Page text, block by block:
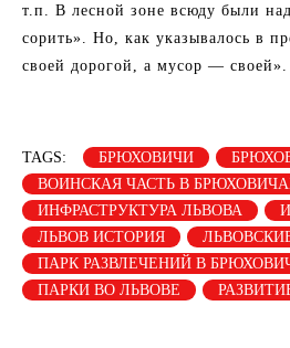
т.п. В лесной зоне всюду были
сорить». Но, как указывалось в
своей дорогой, а мусор — своей».
TAGS: БРЮХОВИЧИ
ВОИНСКАЯ ЧАСТЬ В
ИНФРАСТРУКТУРА ЛЬВОВА
ЛЬВОВ ИСТОРИЯ
ПАРК РАЗВЛЕЧЕНИЙ В
ПАРКИ ВО ЛЬВОВЕ